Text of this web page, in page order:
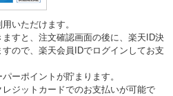
いただけます。
すと、注文確認画面の後に、楽天ID決
ので、楽天会員IDでログインしてお支
ーポイントが貯まります。
ジットカードでのお支払いが可能で